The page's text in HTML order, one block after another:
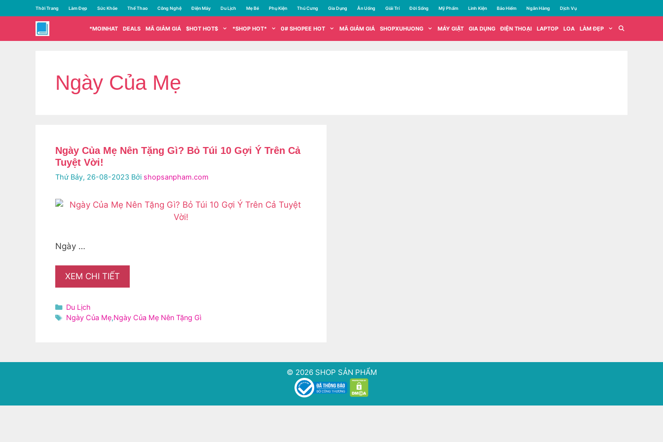
đến
dung
Thời Trang Làm Đẹp Sức Khỏe Thể Thao Công Nghệ Điện Máy Du Lịch Mẹ Bé Phụ Kiện Thú Cưng Gia Dụng Ăn Uống Giải Trí Đời Sống Mỹ Phẩm Linh Kiện Bảo Hiểm Ngân Hàng Dịch Vụ
*MOINHAT DEALS MÃ GIẢM GIÁ $HOT HOT$ *SHOP HOT* 0# SHOPEE HOT MÃ GIẢM GIÁ SHOPXUHUONG MÁY GIẶT GIA DỤNG ĐIỆN THOẠI LAPTOP LOA LÀM ĐẸP
Ngày Của Mẹ
Ngày Của Mẹ Nên Tặng Gì? Bỏ Túi 10 Gợi Ý Trên Cả
Tuyệt Vời!
Thứ Bảy, 26-08-2023 Bởi shopsanpham.com
Ngày …
XEM CHI TIẾT
Danh
mục
Du Lịch
Thẻ
Ngày Của Mẹ,Ngày Của Mẹ Nên Tặng Gì
© 2026 SHOP SẢN PHẨM